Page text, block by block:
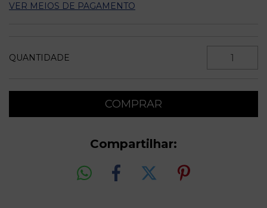
VER MEIOS DE PAGAMENTO
QUANTIDADE
Compartilhar: